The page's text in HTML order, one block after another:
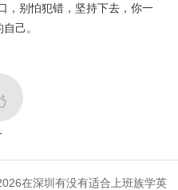
，别怕犯错，坚持下去，你一
己。
在深圳有没有适合上班族学英